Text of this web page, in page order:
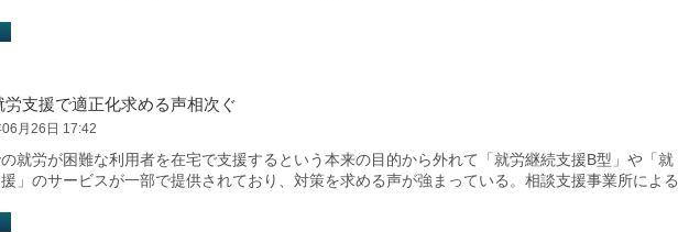
労支援で適正化求める声相次ぐ
月26日 17:42
就労が困難な利用者を在宅で支援するという本来の目的から外れて「就労継続支援B型」や「就
」のサービスが一部で提供されており、対策を求める声が強まっている。相談支援事業所による